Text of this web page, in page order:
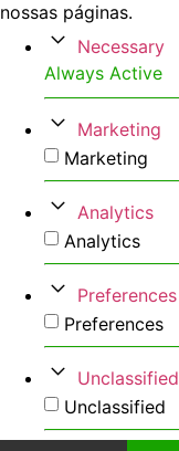
nossas páginas.
Necessary
Always Active
Marketing
Marketing
Analytics
Analytics
Preferences
Preferences
Unclassified
Unclassified